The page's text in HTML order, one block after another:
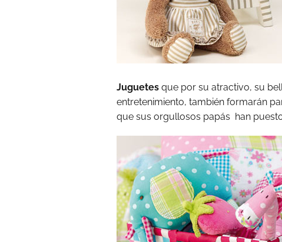
Juguetes que por su atractivo, su
entretenimiento, también formarán
que sus orgullosos papás han